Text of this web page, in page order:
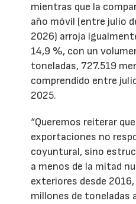
mientras que la
año móvil (entre julio
2026) arroja
14,9 %, con un
toneladas, 727.519
comprendido entre
2025.
“Queremos reiterar
exportaciones no
coyuntural, sino
a menos de la mitad
exteriores desde 2016,
millones de toneladas